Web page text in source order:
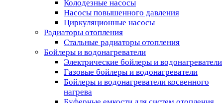
Колодезные насосы
Насосы повышенного давления
Циркуляционные насосы
Радиаторы отопления
Стальные радиаторы отопления
Бойлеры и водонагреватели
Электрические бойлеры и водонагреватели
Газовые бойлеры и водонагреватели
Бойлеры и водонагреватели косвенного
нагрева